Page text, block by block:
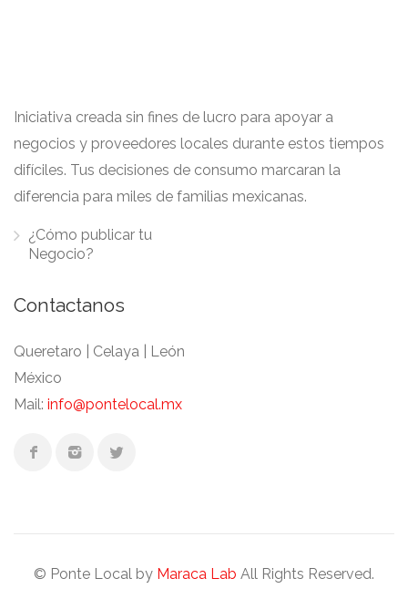
Iniciativa creada sin fines de lucro para apoyar a
negocios y proveedores locales durante estos tiempos
difíciles. Tus decisiones de consumo marcaran la
diferencia para miles de familias mexicanas.
¿Cómo publicar tu
Negocio?
Contactanos
Queretaro | Celaya | León
México
Mail: info@pontelocal.mx
© Ponte Local by Maraca Lab All Rights Reserved.